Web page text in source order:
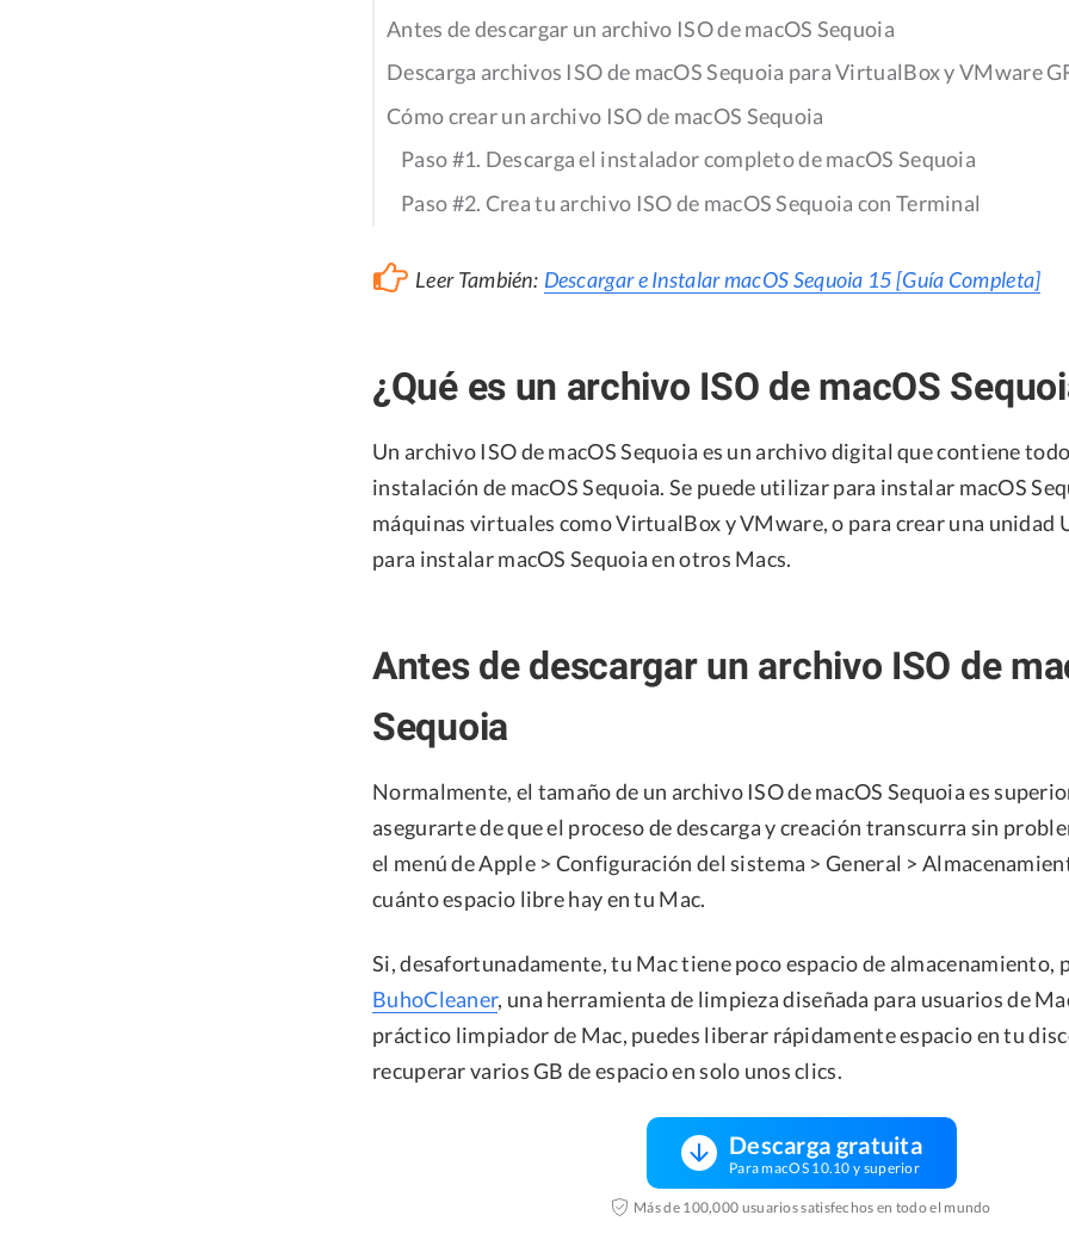
Antes de descargar un archivo ISO de macOS Sequoia
Descarga archivos ISO de macOS Sequoia para VirtualBox y VMware
Cómo crear un archivo ISO de macOS Sequoia
Paso #1. Descarga el instalador completo de macOS Sequoia
Paso #2. Crea tu archivo ISO de macOS Sequoia con Terminal
Leer También: Descargar e Instalar macOS Sequoia 15 [Guía Completa]
¿Qué es un archivo ISO de macOS
Un archivo ISO de macOS Sequoia es un archivo digital que contiene
instalación de macOS Sequoia. Se puede utilizar para instalar macOS
máquinas virtuales como VirtualBox y VMware, o para crear una unidad
para instalar macOS Sequoia en otros Macs.
Antes de descargar un archivo ISO de
Sequoia
Normalmente, el tamaño de un archivo ISO de macOS Sequoia es
asegurarte de que el proceso de descarga y creación transcurra sin
el menú de Apple > Configuración del sistema > General >
cuánto espacio libre hay en tu Mac.
Si, desafortunadamente, tu Mac tiene poco espacio de almacenamiento,
BuhoCleaner, una herramienta de limpieza diseñada para usuarios de
práctico limpiador de Mac, puedes liberar rápidamente espacio en tu
recuperar varios GB de espacio en solo unos clics.
Descarga gratuita
Para macOS 10.10 y superior
Más de 100,000 usuarios satisfechos en todo el mundo